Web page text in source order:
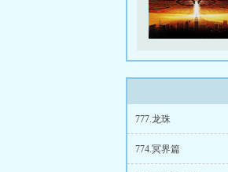
777.龙珠
774.冥界篇